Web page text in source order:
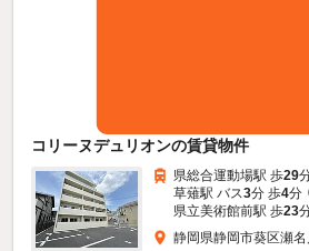
コリーヌデュリオンの賃貸物件
県総合運動場駅 歩29
草薙駅 バス3分 歩4分
県立美術館前駅 歩23
静岡県静岡市葵区瀬名